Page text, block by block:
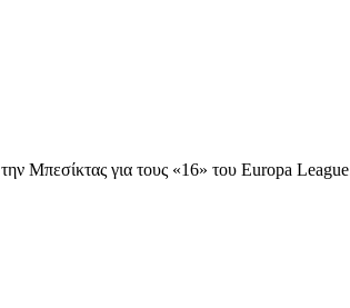
Μπεσίκτας για τους «16» του Europa